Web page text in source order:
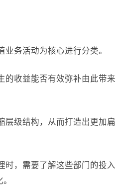
务活动为核心进行分类。
收益能否有效弥补由此带来
级结构，从而打造出更加扁
，需要了解这些部门的投入